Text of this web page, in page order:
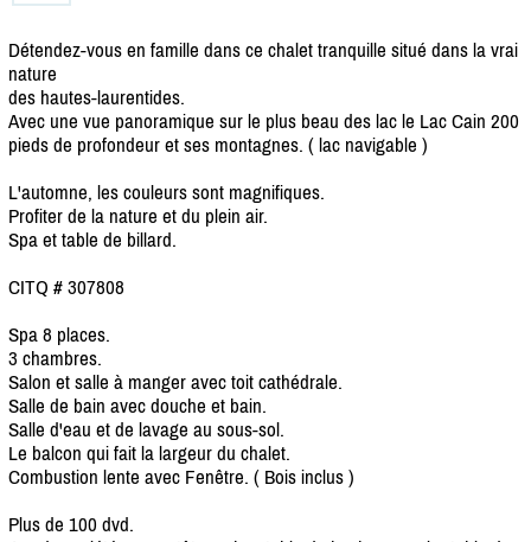
Détendez-vous en famille dans ce chalet tranquille situé dans la vrai
nature
des hautes-laurentides.
Avec une vue panoramique sur le plus beau des lac le Lac Cain 200
pieds de profondeur et ses montagnes. ( lac navigable )
L'automne, les couleurs sont magnifiques.
Profiter de la nature et du plein air.
Spa et table de billard.
CITQ # 307808
Spa 8 places.
3 chambres.
Salon et salle à manger avec toit cathédrale.
Salle de bain avec douche et bain.
Salle d'eau et de lavage au sous-sol.
Le balcon qui fait la largeur du chalet.
Combustion lente avec Fenêtre. ( Bois inclus )
Plus de 100 dvd.